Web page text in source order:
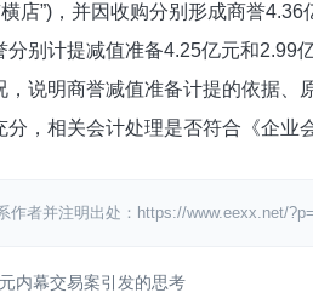
店”)，并因收购分别形成商誉
别计提减值准备4.25亿元和2.99
说明商誉减值准备计提的依据、
，相关会计处理是否符合《企业
作者并注明出处：https://www.eexx.net/
内幕交易案引发的思考